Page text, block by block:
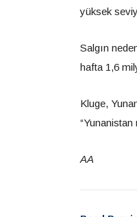
yüksek
Salgın
hafta 1,6
Kluge,
AA